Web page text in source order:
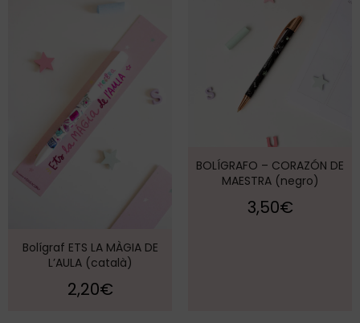
Bolígraf ETS LA MÀGIA DE
L’AULA (català)
2,20€
BOLÍGRAFO – CORAZÓN DE
MAESTRA (negro)
3,50€